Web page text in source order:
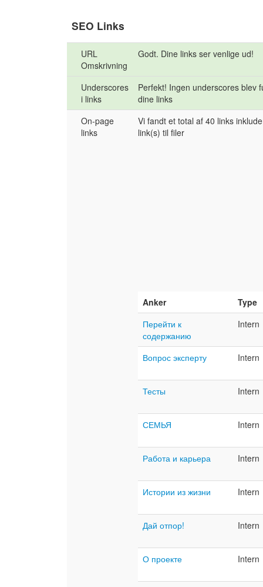
SEO Links
URL
Omskrivning
Godt. Dine links ser venlige ud!
Underscores
i links
Perfekt! Ingen underscores blev
dine links
On-page
links
Vi fandt et total af 40 links
link(s) til filer
Anker
Type
Перейти к
содержанию
Intern
Вопрос эксперту Intern
Тесты Intern
СЕМЬЯ Intern
Работа и карьера Intern
Истории из жизни Intern
Дай отпор! Intern
О проекте Intern